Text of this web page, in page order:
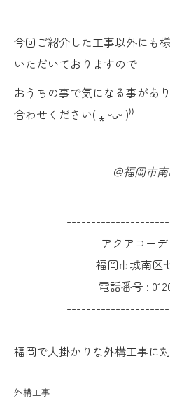
今回ご紹介した工事以外にも
いただいておりますので
おうちの事で気になる事があ
合わせください( ⁎ ᵕᴗᵕ )⁾⁾
＠福岡市
アクアコー
福岡市城南区
電話番号 :
福岡で大掛かりな外構工事に
外構工事